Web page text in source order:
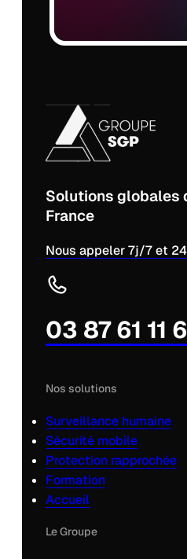
Solutions globales
France
Nous appeler 7j/7 et
03 87 61 11
Nos solutions
Surveillance humaine
Sécurité mobile
Protection rapprochée
Formation
Accueil
Le Groupe